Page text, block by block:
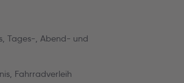
Tages-, Abend- und
Fahrradverleih